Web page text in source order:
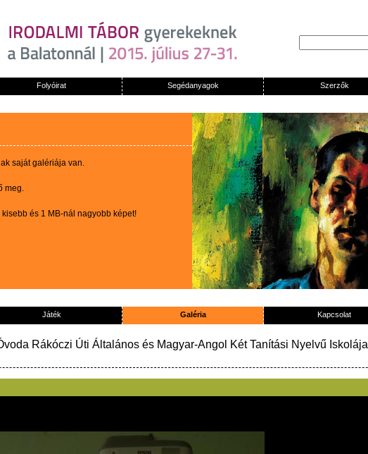
Folyóirat Segédanyagok Szerzők
saját galériája van.
meg.
és 1 MB-nál nagyobb képet!
Játék Galéria Kapcsolat
Rákóczi Úti Általános és Magyar-Angol Két Tanítási Nyelvű Iskolája